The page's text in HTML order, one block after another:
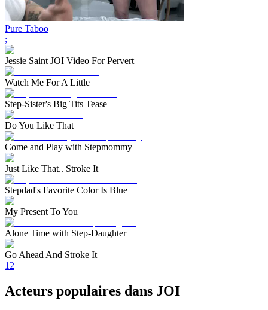
Pure Taboo
;
Jessie Saint JOI Video For Pervert
Watch Me For A Little
Step-Sister's Big Tits Tease
Do You Like That
Come and Play with Stepmommy
Just Like That.. Stroke It
Stepdad's Favorite Color Is Blue
My Present To You
Alone Time with Step-Daughter
Go Ahead And Stroke It
1 2
Acteurs populaires dans JOI